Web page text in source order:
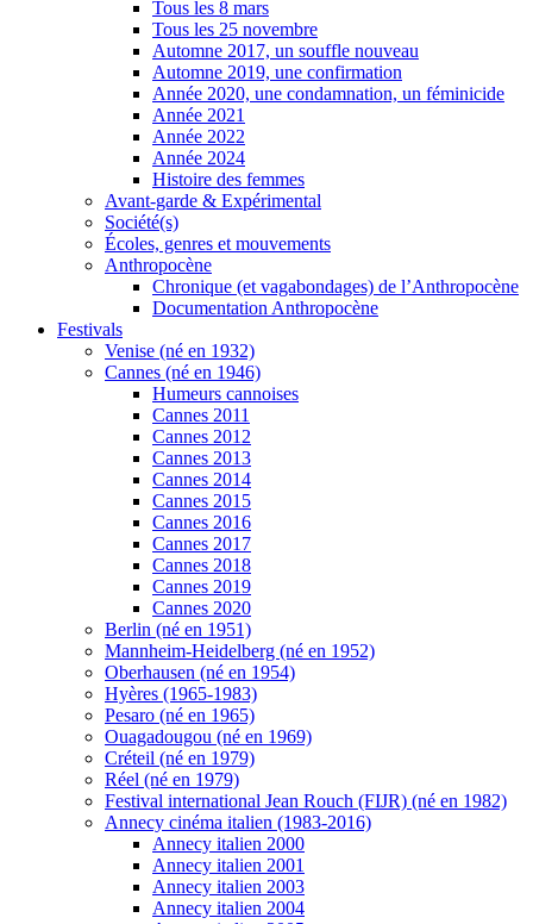
Tous les 8 mars
Tous les 25 novembre
Automne 2017, un souffle nouveau
Automne 2019, une confirmation
Année 2020, une condamnation, un féminicide
Année 2021
Année 2022
Année 2024
Histoire des femmes
Avant-garde & Expérimental
Société(s)
Écoles, genres et mouvements
Anthropocène
Chronique (et vagabondages) de l’Anthropocène
Documentation Anthropocène
Festivals
Venise (né en 1932)
Cannes (né en 1946)
Humeurs cannoises
Cannes 2011
Cannes 2012
Cannes 2013
Cannes 2014
Cannes 2015
Cannes 2016
Cannes 2017
Cannes 2018
Cannes 2019
Cannes 2020
Berlin (né en 1951)
Mannheim-Heidelberg (né en 1952)
Oberhausen (né en 1954)
Hyères (1965-1983)
Pesaro (né en 1965)
Ouagadougou (né en 1969)
Créteil (né en 1979)
Réel (né en 1979)
Festival international Jean Rouch (FIJR) (né en 1982)
Annecy cinéma italien (1983-2016)
Annecy italien 2000
Annecy italien 2001
Annecy italien 2003
Annecy italien 2004